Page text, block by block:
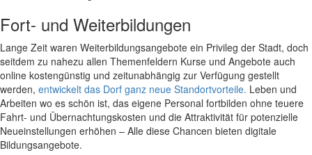
Fort- und Weiterbildungen
Lange Zeit waren Weiterbildungsangebote ein Privileg der Stadt, doch
seitdem zu nahezu allen Themenfeldern Kurse und Angebote auch
online kostengünstig und zeitunabhängig zur Verfügung gestellt
werden, entwickelt das Dorf ganz neue Standortvorteile. Leben und
Arbeiten wo es schön ist, das eigene Personal fortbilden ohne teuere
Fahrt- und Übernachtungskosten und die Attraktivität für potenzielle
Neueinstellungen erhöhen – Alle diese Chancen bieten digitale
Bildungsangebote.